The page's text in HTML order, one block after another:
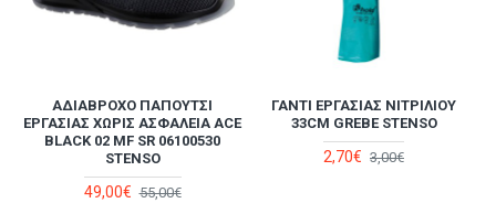
ΑΔΙΆΒΡΟΧΟ ΠΑΠΟΎΤΣΙ
ΕΡΓΑΣΊΑΣ ΧΩΡΊΣ ΑΣΦΆΛΕΙΑ ACE
BLACK 02 MF SR 06100530
STENSO
49,00€ 55,00€
ΓΆΝΤΙ ΕΡΓΑΣΊΑΣ ΝΙΤΡΙΛΊΟΥ
33CM GREBE STENSO
2,70€ 3,00€